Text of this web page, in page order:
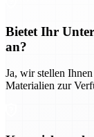
Bietet Ihr
an?
Ja, wir stellen
Materialien zur